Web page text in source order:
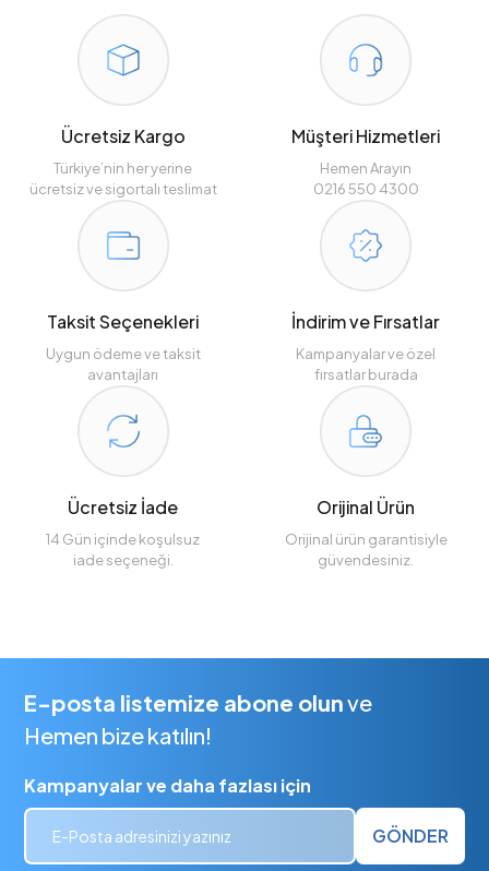
Ücretsiz Kargo
Türkiye’nin her yerine
ücretsiz ve sigortalı teslimat
Müşteri Hizmetleri
Hemen Arayın
0216 550 4300
Taksit Seçenekleri
Uygun ödeme ve taksit
avantajları
İndirim ve Fırsatlar
Kampanyalar ve özel
fırsatlar burada
Ücretsiz İade
14 Gün içinde koşulsuz
iade seçeneği.
Orijinal Ürün
Orijinal ürün garantisiyle
güvendesiniz.
E-posta listemize abone olunve
Hemen bize katılın!
Kampanyalar ve daha fazlası için
GÖNDER